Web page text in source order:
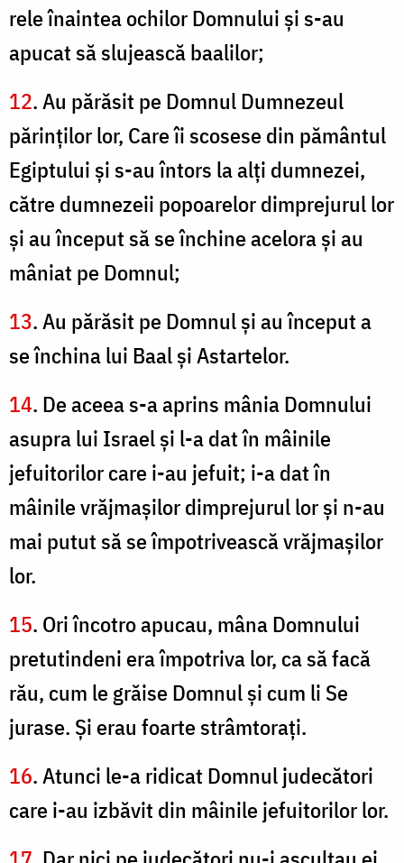
rele înaintea ochilor Domnului şi s-au
apucat să slujească baalilor;
12. Au părăsit pe Domnul Dumnezeul
părinţilor lor, Care îi scosese din pământul
Egiptului şi s-au întors la alţi dumnezei,
către dumnezeii popoarelor dimprejurul lor
şi au început să se închine acelora şi au
mâniat pe Domnul;
13. Au părăsit pe Domnul şi au început a
se închina lui Baal şi Astartelor.
14. De aceea s-a aprins mânia Domnului
asupra lui Israel şi l-a dat în mâinile
jefuitorilor care i-au jefuit; i-a dat în
mâinile vrăjmaşilor dimprejurul lor şi n-au
mai putut să se împotrivească vrăjmaşilor
lor.
15. Ori încotro apucau, mâna Domnului
pretutindeni era împotriva lor, ca să facă
rău, cum le grăise Domnul şi cum li Se
jurase. Şi erau foarte strâmtoraţi.
16. Atunci le-a ridicat Domnul judecători
care i-au izbăvit din mâinile jefuitorilor lor.